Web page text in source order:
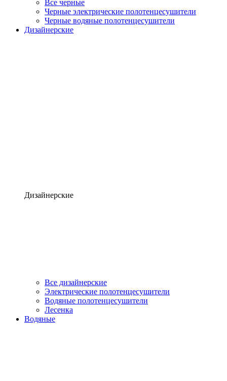
Все черные
Черные электрические полотенцесушители
Черные водяные полотенцесушители
Дизайнерские
Дизайнерские
Все дизайнерские
Электрические полотенцесушители
Водяные полотенцесушители
Лесенка
Водяные